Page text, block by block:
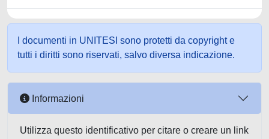
I documenti in UNITESI sono protetti da copyright e
tutti i diritti sono riservati, salvo diversa indicazione.
Informazioni
Utilizza questo identificativo per citare o creare un link